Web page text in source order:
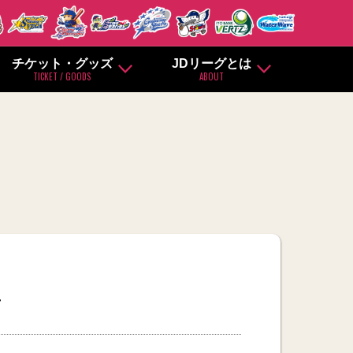
チケット・グッズ
TICKET / GOODS
JDリーグとは
ABOUT